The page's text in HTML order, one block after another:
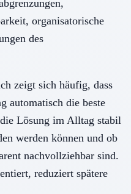
organisatorische
des
zeigt sich häufig, dass
automatisch die beste
Lösung im Alltag stabil
werden können und ob
nachvollziehbar sind.
reduziert spätere